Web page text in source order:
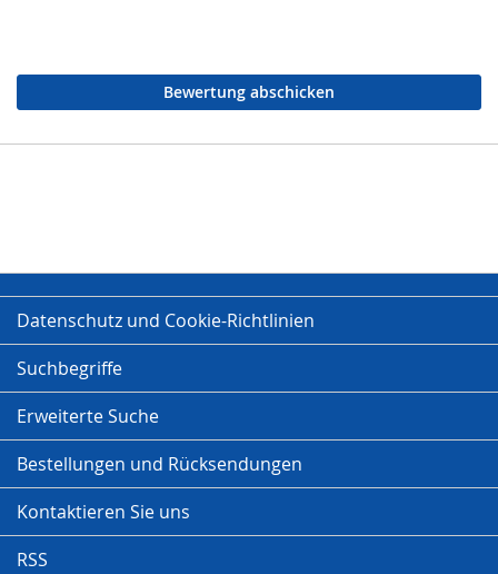
Bewertung abschicken
Datenschutz und Cookie-Richtlinien
Suchbegriffe
Erweiterte Suche
Bestellungen und Rücksendungen
Kontaktieren Sie uns
RSS